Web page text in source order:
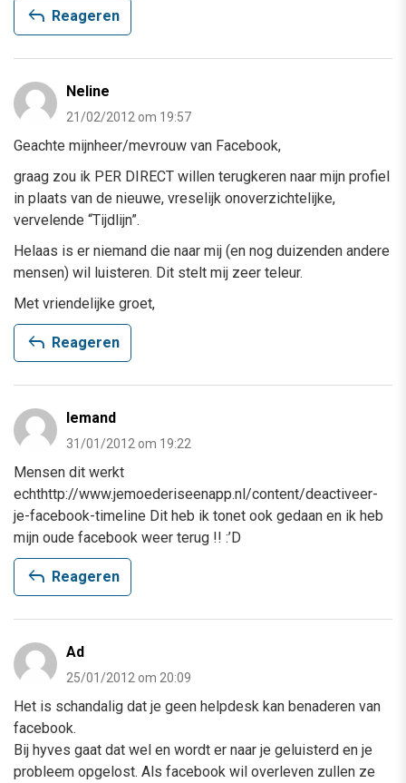
reply Reageren
Neline
21/02/2012 om 19:57
Geachte mijnheer/mevrouw van Facebook,
graag zou ik PER DIRECT willen terugkeren naar mijn profiel
in plaats van de nieuwe, vreselijk onoverzichtelijke,
vervelende “Tijdlijn”.
Helaas is er niemand die naar mij (en nog duizenden andere
mensen) wil luisteren. Dit stelt mij zeer teleur.
Met vriendelijke groet,
reply Reageren
Iemand
31/01/2012 om 19:22
Mensen dit werkt
echthttp://www.jemoederiseenapp.nl/content/deactiveer-
je-facebook-timeline Dit heb ik tonet ook gedaan en ik heb
mijn oude facebook weer terug !! :’D
reply Reageren
Ad
25/01/2012 om 20:09
Het is schandalig dat je geen helpdesk kan benaderen van
facebook.
Bij hyves gaat dat wel en wordt er naar je geluisterd en je
probleem opgelost. Als facebook wil overleven zullen ze